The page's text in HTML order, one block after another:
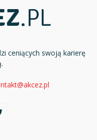
ceniących swoją karierę